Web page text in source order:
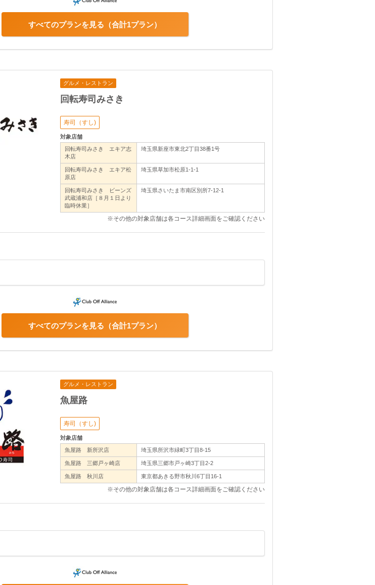
合計1プラン
すべてのプランを見る
グルメ・レストラン
回転寿司みさき
寿司（すし)
対象店舗
回転寿司みさき エキア志
木店
埼玉県新座市東北2丁目38番1号
回転寿司みさき エキア松
原店
埼玉県草加市松原1-1-1
回転寿司みさき ビーンズ
武蔵浦和店［８月１日より
臨時休業］
埼玉県さいたま市南区別所7-12-1
※その他の対象店舗は各コース詳細画面をご確認ください
合計1プラン
すべてのプランを見る
グルメ・レストラン
魚屋路
寿司（すし)
対象店舗
魚屋路 新所沢店
埼玉県所沢市緑町3丁目8-15
魚屋路 三郷戸ヶ崎店 埼玉県三郷市戸ヶ崎3丁目2-2
魚屋路 秋川店 東京都あきる野市秋川6丁目16-1
※その他の対象店舗は各コース詳細画面をご確認ください